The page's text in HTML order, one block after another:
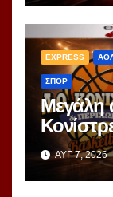
EXPRESS
ΣΠΟΡ
Μεγάλη
νέα
ομάδες!
ΑΥΓ 7, 2026